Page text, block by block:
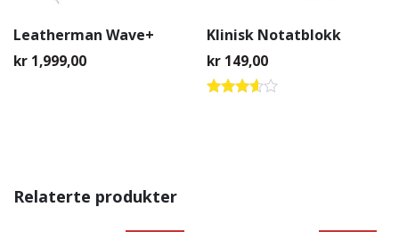
Leatherman Wave+
kr 1,999,00
Klinisk Notatblokk
kr149,00
Relaterte produkter